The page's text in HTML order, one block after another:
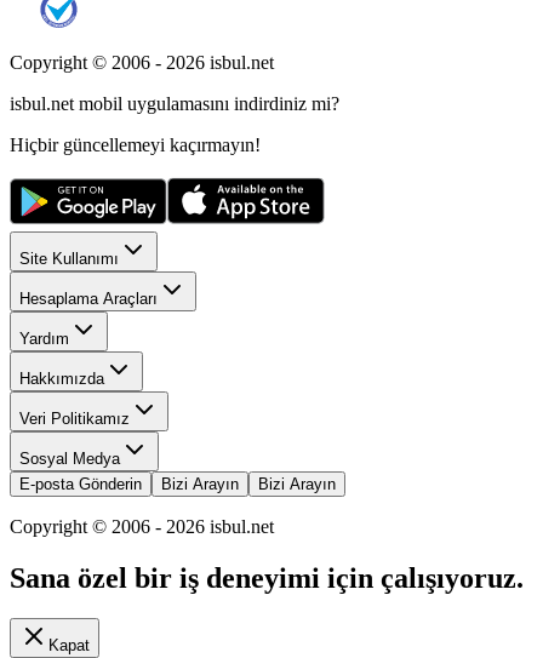
Copyright © 2006 - 2026 isbul.net
isbul.net mobil uygulamasını indirdiniz mi?
Hiçbir güncellemeyi kaçırmayın!
Site Kullanımı
Hesaplama Araçları
Yardım
Hakkımızda
Veri Politikamız
Sosyal Medya
E-posta Gönderin
Bizi Arayın Bizi Arayın
Copyright © 2006 - 2026 isbul.net
Sana özel bir iş deneyimi için çalışıyoruz.
Kapat